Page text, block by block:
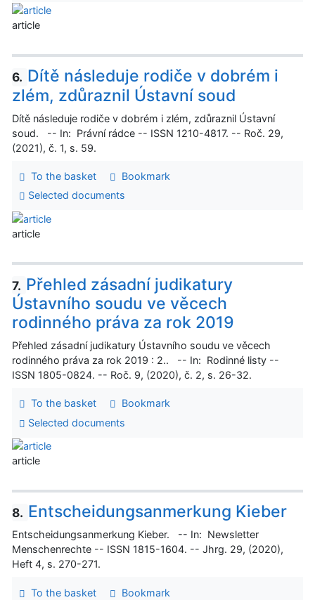
article
6. Dítě následuje rodiče v dobrém i
zlém, zdůraznil Ústavní soud
Dítě následuje rodiče v dobrém i zlém, zdůraznil Ústavní
soud. -- In: Právní rádce -- ISSN 1210-4817. -- Roč. 29,
(2021), č. 1, s. 59.
To the basket
Bookmark
Selected documents
article
7. Přehled zásadní judikatury
Ústavního soudu ve věcech
rodinného práva za rok 2019
Přehled zásadní judikatury Ústavního soudu ve věcech
rodinného práva za rok 2019 : 2.. -- In: Rodinné listy --
ISSN 1805-0824. -- Roč. 9, (2020), č. 2, s. 26-32.
To the basket
Bookmark
Selected documents
article
8. Entscheidungsanmerkung Kieber
Entscheidungsanmerkung Kieber. -- In: Newsletter
Menschenrechte -- ISSN 1815-1604. -- Jhrg. 29, (2020),
Heft 4, s. 270-271.
To the basket
Bookmark